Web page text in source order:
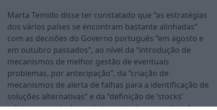
Marta Temido disse ter constatado que “as estratégias
dos vários países se encontram bastante alinhadas”
com as decisões do Governo português “em agosto e
em outubro passados”, ao nível da “introdução de
mecanismos de melhor gestão de eventuais
problemas, por antecipação”, da “criação de
mecanismos de alerta de falhas para a identificação de
soluções alternativas” e da “definição de ‘stocks’